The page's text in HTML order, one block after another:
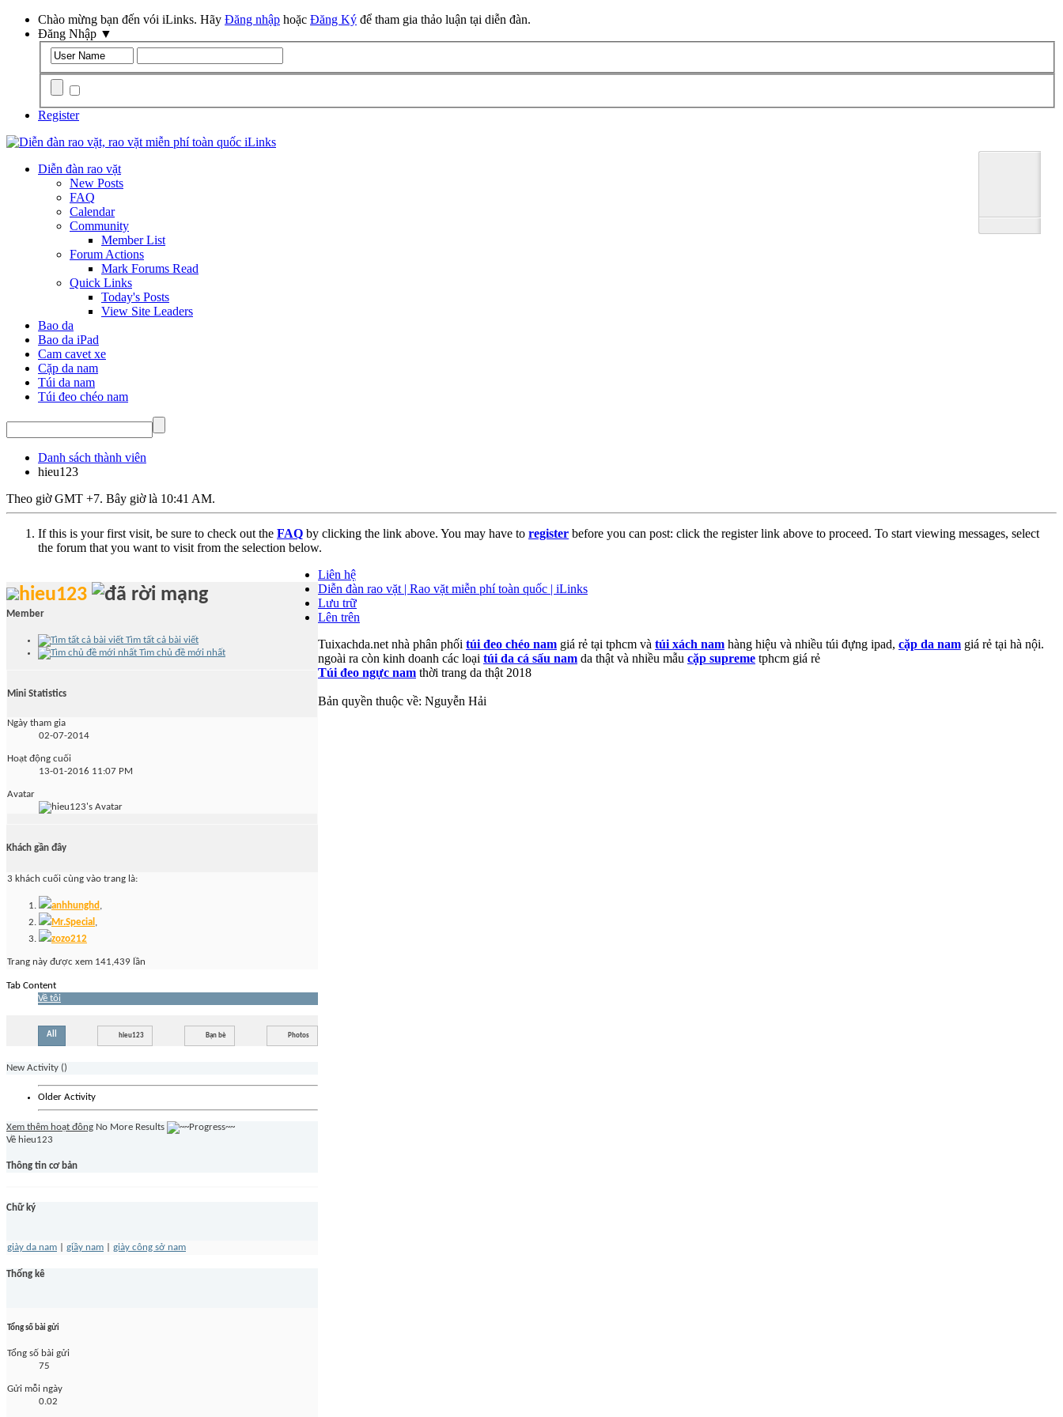
Chào mừng bạn đến vói iLinks. Hãy Đăng nhập hoặc Đăng Ký để tham gia thảo luận tại diễn đàn.
Đăng Nhập ▼
Register
Diễn đàn rao vặt
New Posts
FAQ
Calendar
Community
Member List
Forum Actions
Mark Forums Read
Quick Links
Today's Posts
View Site Leaders
Bao da
Bao da iPad
Cam cavet xe
Cặp da nam
Túi da nam
Túi đeo chéo nam
Danh sách thành viên
hieu123
Theo giờ GMT +7. Bây giờ là 10:41 AM.
If this is your first visit, be sure to check out the FAQ by clicking the link above. You may have to register before you can post: click the register link above to proceed. To start viewing messages, select
the forum that you want to visit from the selection below.
hieu123
Member
Tìm tất cả bài viết
Tìm chủ đề mới nhất
Mini Statistics
Ngày tham gia
02-07-2014
Hoạt động cuối
13-01-2016 11:07 PM
Avatar
Khách gần đây
3 khách cuối cùng vào trang là:
anhhunghd ,
Mr.Special ,
zozo212
Trang này được xem 141,439 lần
Tab Content
Về tôi
All hieu123 Bạn bè Photos
New Activity ()
Older Activity
Xem thêm hoạt đông No More Results
Về hieu123
Thông tin cơ bản
Chữ ký
giày da nam giầy nam giày công sở nam
Thống kê
Tổng số bài gửi
Tổng số bài gửi
75
Gửi mỗi ngày
0.02
Liên hệ
Diễn đàn rao vặt | Rao vặt miễn phí toàn quốc | iLinks
Lưu trữ
Lên trên
Tuixachda.net nhà phân phối túi đeo chéo nam giá rẻ tại tphcm và túi xách nam hàng hiệu và nhiều túi đựng ipad, cặp da nam giá rẻ tại hà nội.
ngoài ra còn kinh doanh các loại túi da cá sấu nam da thật và nhiều mẫu cặp supreme tphcm giá rẻ
Túi đeo ngực nam thời trang da thật 2018
Bản quyền thuộc về: Nguyễn Hải